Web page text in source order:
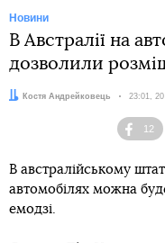
Новини
В Австралії на
дозволили
Автор:Костя Андрейковець Дата:
23:01,
12
В австралійському
автомобілях можна
емодзі.